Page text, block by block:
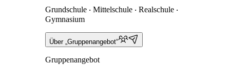
Grundschule ‧ Mittelschule ‧ Realschule ‧
Gymnasium
Über „Gruppenangebot“
Gruppenangebot